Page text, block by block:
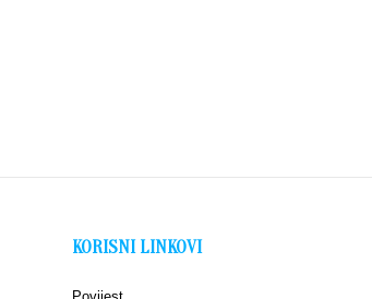
KORISNI LINKOVI